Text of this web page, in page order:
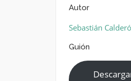
Autor
Sebastián
Guión